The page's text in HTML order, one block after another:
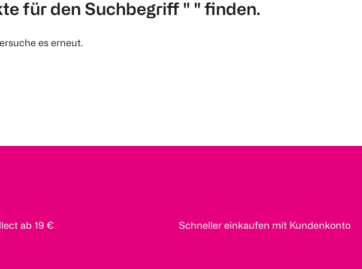
für den Suchbegriff " " finden.
es erneut.
ab 19 € Schneller einkaufen mit Kundenkonto